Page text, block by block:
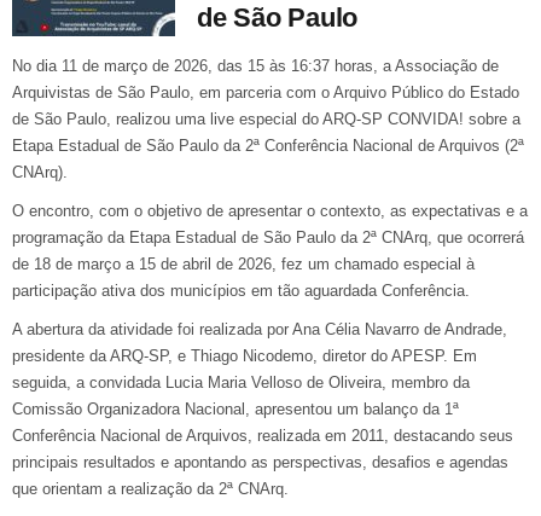
de São Paulo
No dia 11 de março de 2026, das 15 às 16:37 horas, a Associação de
Arquivistas de São Paulo, em parceria com o Arquivo Público do Estado
de São Paulo, realizou uma live especial do ARQ-SP CONVIDA! sobre a
Etapa Estadual de São Paulo da 2ª Conferência Nacional de Arquivos (2ª
CNArq).
O encontro, com o objetivo de apresentar o contexto, as expectativas e a
programação da Etapa Estadual de São Paulo da 2ª CNArq, que ocorrerá
de 18 de março a 15 de abril de 2026, fez um chamado especial à
participação ativa dos municípios em tão aguardada Conferência.
A abertura da atividade foi realizada por Ana Célia Navarro de Andrade,
presidente da ARQ-SP, e Thiago Nicodemo, diretor do APESP. Em
seguida, a convidada Lucia Maria Velloso de Oliveira, membro da
Comissão Organizadora Nacional, apresentou um balanço da 1ª
Conferência Nacional de Arquivos, realizada em 2011, destacando seus
principais resultados e apontando as perspectivas, desafios e agendas
que orientam a realização da 2ª CNArq.